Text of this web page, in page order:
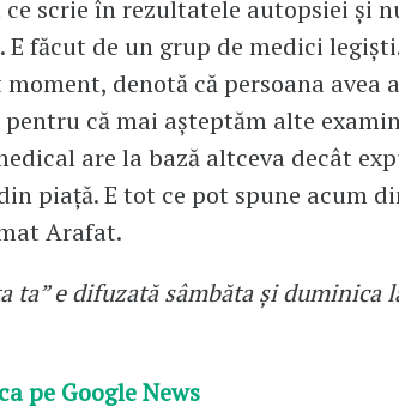
scrie în rezultatele autopsiei și
făcut de un grup de medici
denotă că persoana avea
că mai așteptăm alte
are la bază altceva decât
piață. E tot ce pot spune acum
Arafat.
ta” e difuzată sâmbăta și duminica
pe Google News